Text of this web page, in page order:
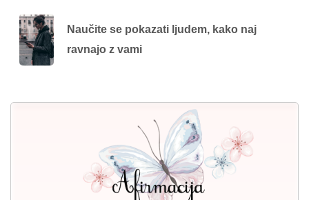
Naučite se pokazati ljudem, kako naj
ravnajo z vami